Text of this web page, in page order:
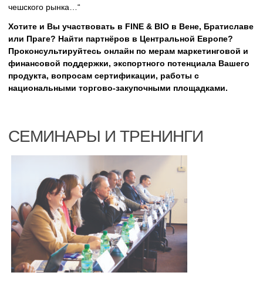
чешского рынка…“
Хотите и Вы участвовать в FINE & BIO в Вене, Братиславе
или Праге? Найти партнёров в Центральной Европе?
Проконсультируйтесь онлайн по мерам маркетинговой и
финансовой поддержки, экспортного потенциала Вашего
продукта, вопросам сертификации, работы с
национальными торгово-закупочными площадками.
СЕМИНАРЫ И ТРЕНИНГИ